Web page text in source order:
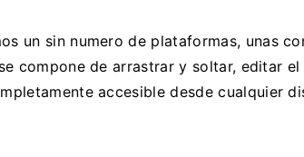
un sin numero de plataformas, unas
compone de arrastrar y soltar, editar
accesible desde cualquier